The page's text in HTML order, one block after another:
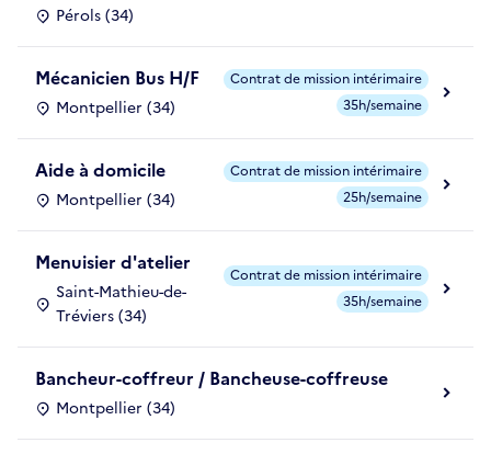
Pérols (34)
Mécanicien Bus H/F
Montpellier (34)
Contrat de mission intérimaire
35h/semaine
Aide à domicile
Montpellier (34)
Contrat de mission intérimaire
25h/semaine
Menuisier d'atelier
Saint-Mathieu-de-
Tréviers (34)
Contrat de mission intérimaire
35h/semaine
Bancheur-coffreur / Bancheuse-coffreuse
Montpellier (34)